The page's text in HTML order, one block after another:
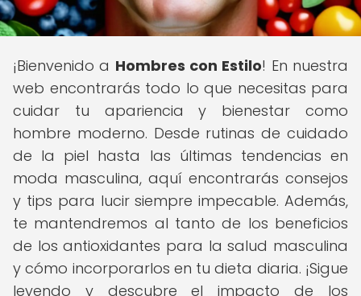
¡Bienvenido a Hombres con Estilo! En nuestra
web encontrarás todo lo que necesitas para
cuidar tu apariencia y bienestar como
hombre moderno. Desde rutinas de cuidado
de la piel hasta las últimas tendencias en
moda masculina, aquí encontrarás consejos
y tips para lucir siempre impecable. Además,
te mantendremos al tanto de los beneficios
de los antioxidantes para la salud masculina
y cómo incorporarlos en tu dieta diaria. ¡Sigue
leyendo y descubre el impacto de los